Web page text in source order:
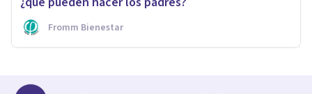
Fromm Bienestar